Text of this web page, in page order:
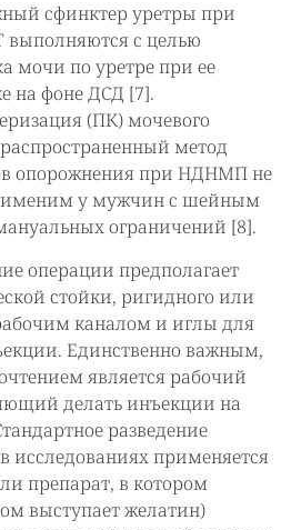
сфинктер уретры при
с целью
мочи по уретре при ее
на фоне ДСД [7].
(ПК) мочевого
метод
опорожнения при НДНМП не
у мужчин с шейным
ограничений [8].
операции предполагает
стойки, ригидного или
каналом и иглы для
Единственно важным,
является рабочий
делать инъекции на
разведение
исследованиях применяется
препарат, в котором
выступает желатин)